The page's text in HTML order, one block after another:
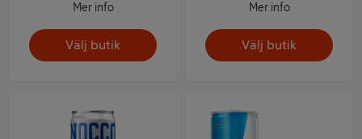
Mer info
Välj butik
Mer info
Välj butik